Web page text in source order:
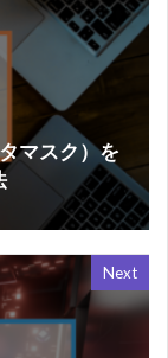
マスク）を
Next